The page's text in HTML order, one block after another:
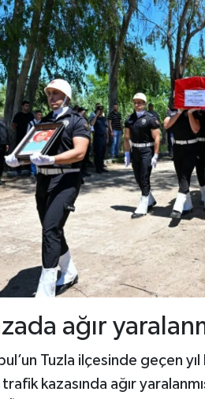
ağır
Tuzla ilçesinde geçen
trafik kazasında ağır